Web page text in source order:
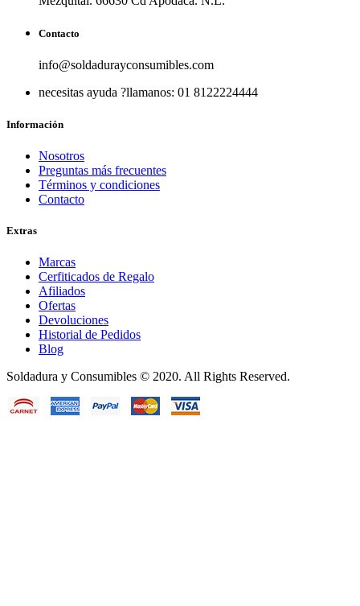
Contacto
info@soldadurayconsumibles.com
necesitas ayuda ?llamanos: 01 8122224444
Información
Nosotros
Preguntas más frecuentes
Términos y condiciones
Contacto
Extras
Marcas
Cerfiticados de Regalo
Afiliados
Ofertas
Devoluciones
Historial de Pedidos
Blog
Soldadura y Consumibles © 2020. All Rights Reserved.